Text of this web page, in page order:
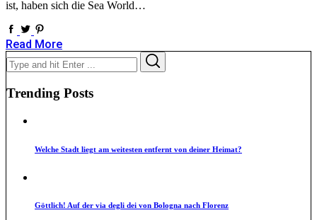
ist, haben sich die Sea World…
Read More
Search
for:
Trending Posts
Welche Stadt liegt am weitesten entfernt von deiner Heimat?
Göttlich! Auf der via degli dei von Bologna nach Florenz